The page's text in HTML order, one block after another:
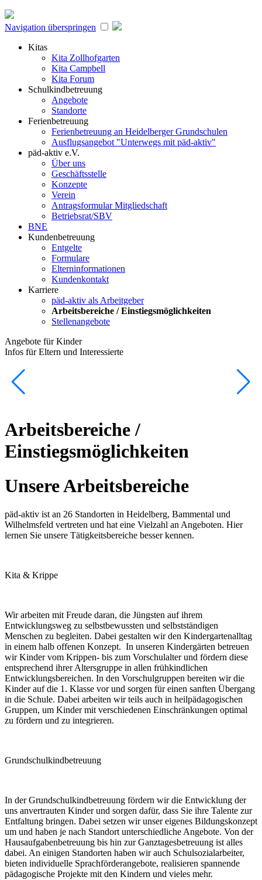
Navigation überspringen
Kitas
Kita Zollhofgarten
Kita Campbell
Kita Forum
Schulkindbetreuung
Angebote
Standorte
Ferienbetreuung
Ferienbetreuung an Heidelberger Grundschulen
Ausflugsangebot "Unterwegs mit päd-aktiv"
päd-aktiv e.V.
Über uns
Geschäftsstelle
Konzepte
Verein
Antragsformular Mitgliedschaft
Betriebsrat/SBV
BNE
Kundenbetreuung
Entgelte
Formulare
Elterninformationen
Kundenkontakt
Karriere
päd-aktiv als Arbeitgeber
Arbeitsbereiche / Einstiegsmöglichkeiten
Stellenangebote
Angebote für Kinder
Infos für Eltern und Interessierte
Arbeitsbereiche /
Einstiegsmöglichkeiten
Unsere Arbeitsbereiche
päd-aktiv ist an 26 Standorten in Heidelberg, Bammental und
Wilhelmsfeld vertreten und hat eine Vielzahl an Angeboten. Hier
lernen Sie unsere Tätigkeitsbereiche besser kennen.
Kita & Krippe
Wir arbeiten mit Freude daran, die Jüngsten auf ihrem
Entwicklungsweg zu selbstbewussten und selbstständigen
Menschen zu begleiten. Dabei gestalten wir den Kindergartenalltag
in einem halb offenen Konzept. In unseren Kindergärten betreuen
wir Kinder vom Krippen- bis zum Vorschulalter und fördern diese
entsprechend ihrer Altersgruppe in allen frühkindlichen
Entwicklungsbereichen. In den Vorschulgruppen bereiten wir die
Kinder auf die 1. Klasse vor und sorgen für einen sanften Übergang
in die Schule. Dabei arbeiten wir teils auch in heilpädagogischen
Gruppen, um Kinder mit verschiedenen Einschränkungen optimal
zu fördern und zu integrieren.
Grundschulkindbetreuung
In der Grundschulkindbetreuung fördern wir die Entwicklung der
uns anvertrauten Kinder und sorgen dafür, dass Sie ihre Talente zur
Entfaltung bringen. Dabei setzen wir unser eigenes Bildungskonzept
um und haben je nach Standort unterschiedliche Angebote. Von der
Hausaufgabenbetreuung bis hin zur Ganztagesbetreuung ist alles
dabei. An einigen Standorten haben wir auch Schulsozialarbeiter,
bieten individuelle Sprachförderangebote, realisieren spannende
pädagogische Projekte mit den Kindern und vieles mehr.